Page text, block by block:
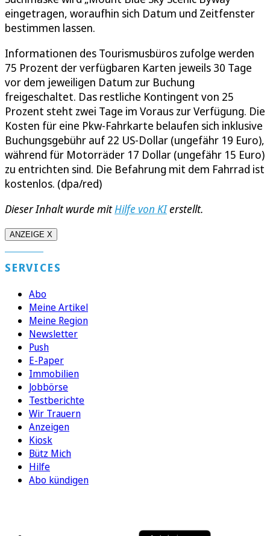
eingetragen, woraufhin sich Datum und Zeitfenster
bestimmen lassen.
Informationen des Tourismusbüros zufolge werden
75 Prozent der verfügbaren Karten jeweils 30 Tage
vor dem jeweiligen Datum zur Buchung
freigeschaltet. Das restliche Kontingent von 25
Prozent steht zwei Tage im Voraus zur Verfügung. Die
Kosten für eine Pkw-Fahrkarte belaufen sich inklusive
Buchungsgebühr auf 22 US-Dollar (ungefähr 19 Euro),
während für Motorräder 17 Dollar (ungefähr 15 Euro)
zu entrichten sind. Die Befahrung mit dem Fahrrad ist
kostenlos. (dpa/red)
Dieser Inhalt wurde mitHilfe von KIerstellt.
ANZEIGE X
SERVICES
Abo
Meine Artikel
Meine Region
Newsletter
Push
E-Paper
Immobilien
Jobbörse
Testberichte
Wir Trauern
Anzeigen
Kiosk
Bütz Mich
Hilfe
Abo kündigen